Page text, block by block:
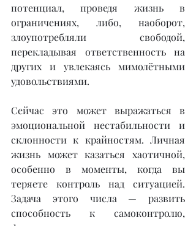
потенциал, проведя жизнь в
ограничениях, либо, наоборот,
злоупотребляли свободой,
перекладывая ответственность на
других и увлекаясь мимолётными
удовольствиями.
Сейчас это может выражаться в
эмоциональной нестабильности и
склонности к крайностям. Личная
жизнь может казаться хаотичной,
особенно в моменты, когда вы
теряете контроль над ситуацией.
Задача этого числа — развить
способность к самоконтролю,